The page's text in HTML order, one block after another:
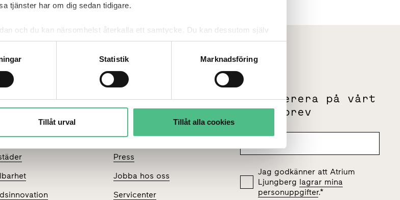
tjänster har om dig sedan tidigare.
och du kan närsomhelst återkalla ett samtycke. Du kan dessutom själv
att anpassa inställningarna.
Statistik Marknadsföring
Tillåt urval Tillåt alla cookies
utvecklar
Om Atrium
Ljungberg
Investerare
Press
Jobba hos oss
Servicenter
Prenumerera på vårt
nyhetsbrev
Jag godkänner att Atrium
Ljungberg lagrar mina
personuppgifter.*